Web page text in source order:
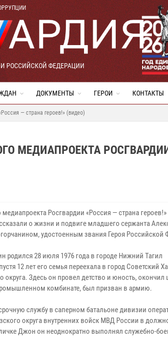
РОССИЙСКОЙ ФЕДЕРАЦИИ
ДОКУМЕНТЫ ГЕРОИ КОНТАКТЫ
— страна героев!» (видео)
МЕДИАПРОЕКТА
Росгвардии «Россия — страна героев!»
о жизни и подвиге младшего сержанта
удостоенным звания Героя Российской
родился 28 июля 1976 года в городе Нижний Тагил
12 лет его семья переехала в город Советский
округа. Здесь он провел детство и юность, окончил
комбинате, был призван в армию.
службу в саперном батальоне дивизии
округа внутренних войск МВД России в
Джон он неоднократно выполнял служебно-